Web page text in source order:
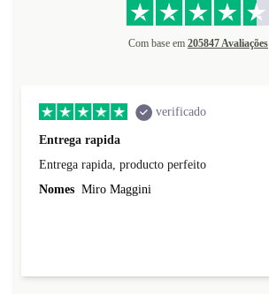
Com base em 205847 Avaliações
verificado
Entrega rapida
Entrega rapida, producto perfeito
Nomes Miro Maggini